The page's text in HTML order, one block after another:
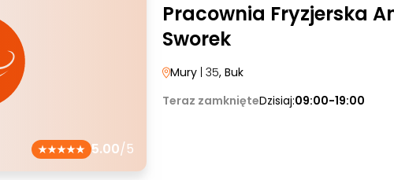
5.00/5
Pracownia Fryzjerska
Sworek
Mury | 35, Buk
Teraz zamknięteDzisiaj:09:00-19:00